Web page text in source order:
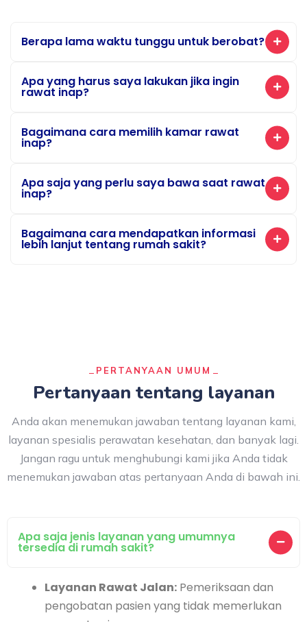
Berapa lama waktu tunggu untuk berobat?
Apa yang harus saya lakukan jika ingin
rawat inap?
Bagaimana cara memilih kamar rawat
inap?
Apa saja yang perlu saya bawa saat rawat
inap?
Bagaimana cara mendapatkan informasi
lebih lanjut tentang rumah sakit?
PERTANYAAN UMUM
Pertanyaan tentang layanan
Anda akan menemukan jawaban tentang layanan kami,
layanan spesialis perawatan kesehatan, dan banyak lagi.
Jangan ragu untuk menghubungi kami jika Anda tidak
menemukan jawaban atas pertanyaan Anda di bawah ini.
Apa saja jenis layanan yang umumnya
tersedia di rumah sakit?
Layanan Rawat Jalan: Pemeriksaan dan
pengobatan pasien yang tidak memerlukan